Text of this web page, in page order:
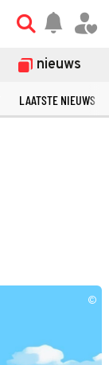
nieuws
LAATSTE NIEUWS
©